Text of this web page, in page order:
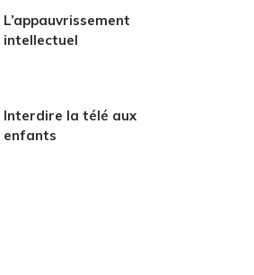
L’appauvrissement
intellectuel
Interdire la télé aux
enfants